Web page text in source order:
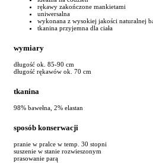
rękawy zakończone mankietami
uniwersalna
wykonana z wysokiej jakości naturalnej
tkanina przyjemna dla ciała
wymiary
długość ok. 85-90 cm
długość rękawów ok. 70 cm
tkanina
98% bawełna, 2% elastan
sposób konserwacji
pranie w pralce w temp. 30 stopni
suszenie w stanie rozwieszonym
prasowanie parą